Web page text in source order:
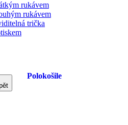
rukávem
rukávem
trička
Polokošile